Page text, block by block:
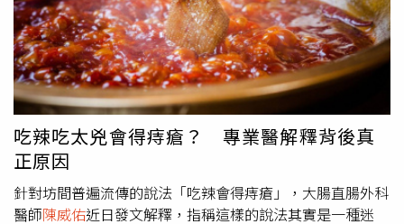
調節功能下降，並出現「胰島素阻抗」，進一步刺激腸道黏
膜細胞過度增生、分化異常，長期下來可能形成癌前病變，
提高大腸癌的風險。陳威佑指出，久坐不動會讓身體長時間
處於輕微但持續的發炎狀態，一旦體內發炎指數上升，造成
腸道黏膜的DNA將更容易受到損傷與突變；久坐亦會使腸道
的血液流動變慢，降低腸道黏膜的營養與氧氣供應，導致腸
道蠕動減弱、腸道菌相失衡，若好菌減少、壞菌增加，整個
腸道環境變得不穩定，而壞菌還會產生某些毒素，刺激黏膜
發炎、破壞細胞，增加致癌機率。至於該如何預防大腸癌？
陳威佑提醒，大腸是一個需要活動刺激的器官，維持良好的
吃辣吃太兇會得痔瘡？ 專業醫解釋背後真
正原因
針對坊間普遍流傳的說法「吃辣會得痔瘡」，大腸直腸外科
醫師陳威佑近日發文解釋，指稱這樣的說法其實是一種迷